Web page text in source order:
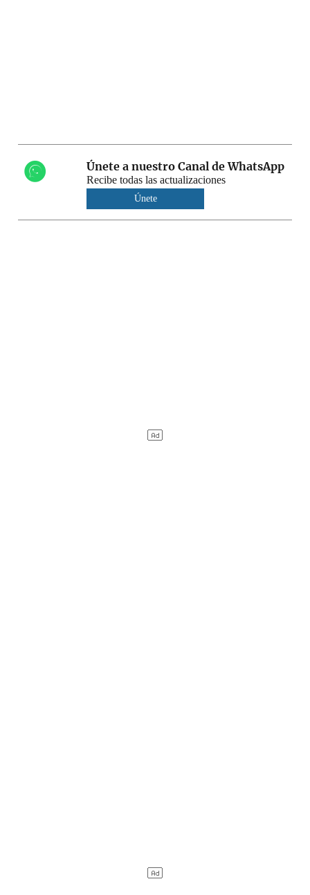
Únete a nuestro Canal de WhatsApp
Recibe todas las actualizaciones
Únete